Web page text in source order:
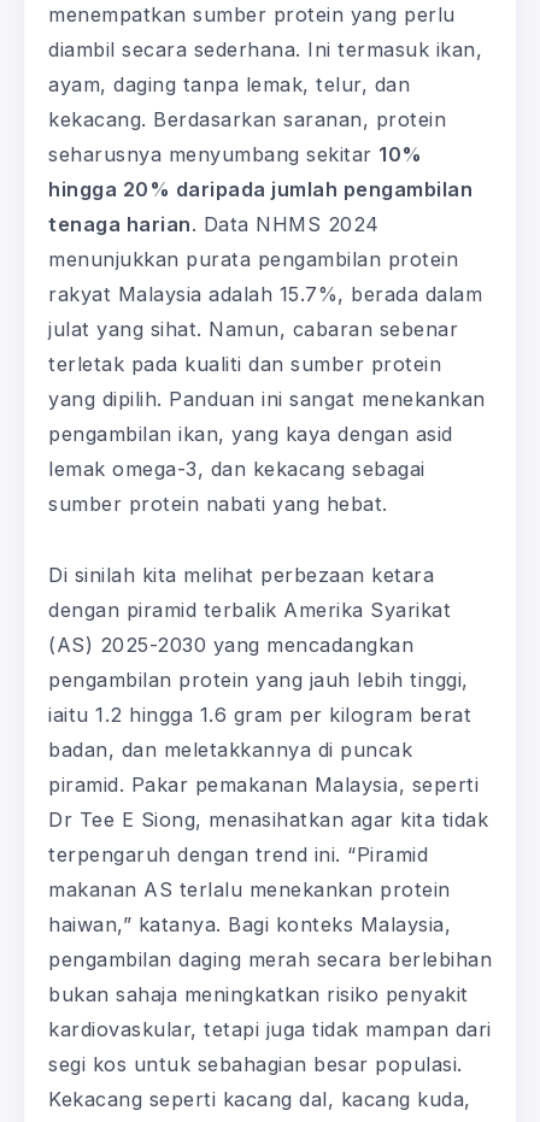
menempatkan sumber protein yang perlu
diambil secara sederhana. Ini termasuk ikan,
ayam, daging tanpa lemak, telur, dan
kekacang. Berdasarkan saranan, protein
seharusnya menyumbang sekitar 10%
hingga 20% daripada jumlah pengambilan
tenaga harian. Data NHMS 2024
menunjukkan purata pengambilan protein
rakyat Malaysia adalah 15.7%, berada dalam
julat yang sihat. Namun, cabaran sebenar
terletak pada kualiti dan sumber protein
yang dipilih. Panduan ini sangat menekankan
pengambilan ikan, yang kaya dengan asid
lemak omega-3, dan kekacang sebagai
sumber protein nabati yang hebat.
Di sinilah kita melihat perbezaan ketara
dengan piramid terbalik Amerika Syarikat
(AS) 2025-2030 yang mencadangkan
pengambilan protein yang jauh lebih tinggi,
iaitu 1.2 hingga 1.6 gram per kilogram berat
badan, dan meletakkannya di puncak
piramid. Pakar pemakanan Malaysia, seperti
Dr Tee E Siong, menasihatkan agar kita tidak
terpengaruh dengan trend ini. “Piramid
makanan AS terlalu menekankan protein
haiwan,” katanya. Bagi konteks Malaysia,
pengambilan daging merah secara berlebihan
bukan sahaja meningkatkan risiko penyakit
kardiovaskular, tetapi juga tidak mampan dari
segi kos untuk sebahagian besar populasi.
Kekacang seperti kacang dal, kacang kuda,